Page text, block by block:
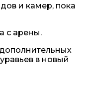
и камер, пока
с арены.
в новый